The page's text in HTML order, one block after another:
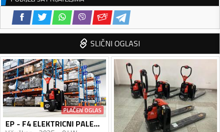
SLIČNI OGLASI
PLAĆEN OGLAS
EP - F4 ELEKTRICNI PALETAR